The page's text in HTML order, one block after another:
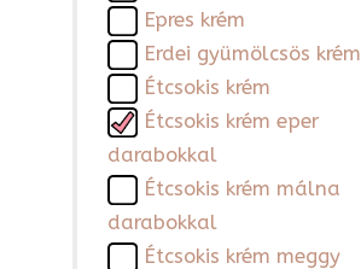
Epres krém
Erdei gyümölcsös krém
Étcsokis krém
Étcsokis krém eper
darabokkal
Étcsokis krém málna
darabokkal
Étcsokis krém meggy